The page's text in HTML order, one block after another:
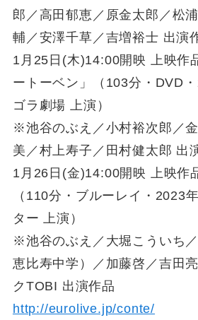
郎／高田郁恵／原金太郎／松
輔／安澤千草／吉増裕士 出演
1月25日(木)14:00開映 上映作
ートーベン」（103分・DVD
ゴラ劇場 上演）
※池谷のぶえ／小村裕次郎／
美／村上寿子／田村健太郎 出
1月26日(金)14:00開映 上映作
（110分・ブルーレイ・2023
ター 上演）
※池谷のぶえ／大堀こういち
恵比寿中学）／加藤啓／吉田
クTOBI 出演作品
http://eurolive.jp/conte/